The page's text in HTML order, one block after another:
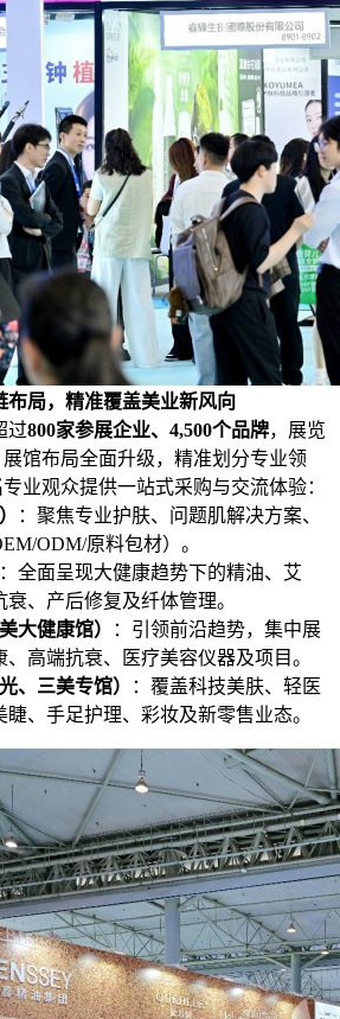
布局，精准覆盖美业新风向
过800家参展企业、4,500个品牌，展览
展馆布局全面升级，精准划分专业领
专业观众提供一站式采购与交流体验：
）
：聚焦专业护肤、问题肌解决方案、
ODM/原料包材）。
：全面呈现大健康趋势下的精油、艾
、产后修复及纤体管理。
美大健康馆）
：引领前沿趋势，集中展
高端抗衰、医疗美容仪器及项目。
、三美专馆）
：覆盖科技美肤、轻医
、手足护理、彩妆及新零售业态。